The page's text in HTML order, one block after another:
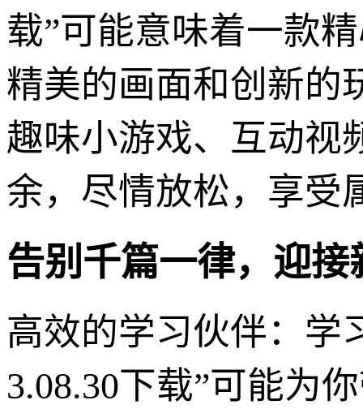
载”可能意味着一款
精美的画面和创新的
趣味小游戏、互动视
余，尽情放松，享受
告别千篇一律，迎
高效的学习伙伴：学
3.08.30下载”可能为